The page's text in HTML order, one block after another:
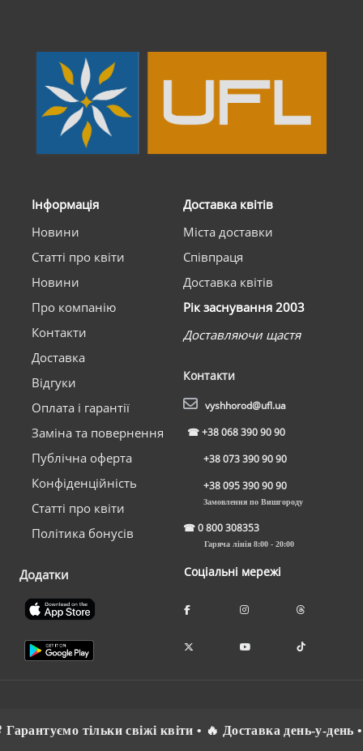
Інформація
Новини
Статті про квіти
Новини
Про компанію
Контакти
Доставка
Відгуки
Оплата і гарантії
Заміна та повернення
Публічна оферта
Конфіденційність
Статті про квіти
Політика бонусів
Додатки
Доставка квітів
Міста доставки
Співпраця
Доставка квітів
Рік заснування 2003
Доставляючи щастя
Контакти
vyshhorod@ufl.ua
☎+38 068 390 90 90
+38 073 390 90 90
+38 095 390 90 90
Замовлення по Вишгороду
☎0 800 308353
Гаряча лінія 8:00 - 20:00
Соціальні мережі
тільки свіжі квіти • 🔥 Доставка день-у-день •